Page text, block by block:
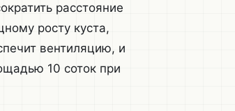
расстояние
росту куста,
вентиляцию, и
10 соток при